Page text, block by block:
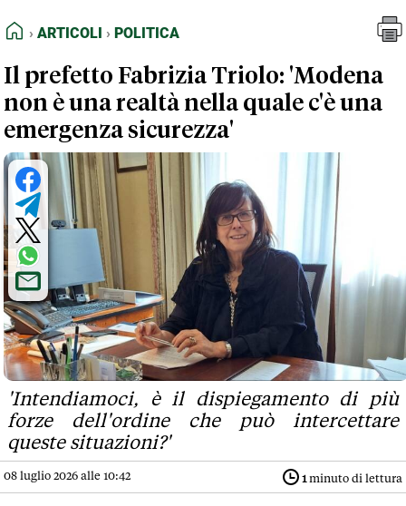
FEED RSS
NORMATIVE DEONTOLOGICHE
TERMINI e CONDIZIONI
HOME
ARTICOLI POLITICA
Il prefetto Fabrizia Triolo: 'Modena
non è una realtà nella quale c'è una
emergenza sicurezza'
'Intendiamoci, è il dispiegamento di più
forze dell'ordine che può intercettare
queste situazioni?'
08 luglio 2026 alle 10:42 1minuto di lettura